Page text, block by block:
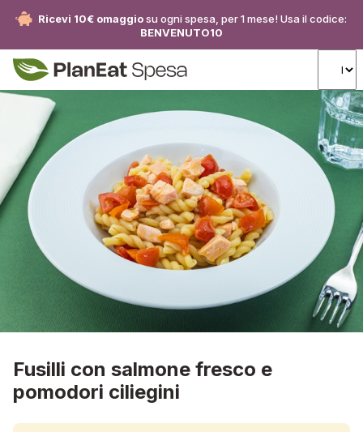
Ricevi 10€ omaggiosu ogni spesa, per 1 mese! Usa il codice:
BENVENUTO10
Fusilli con salmone fresco e
pomodori ciliegini